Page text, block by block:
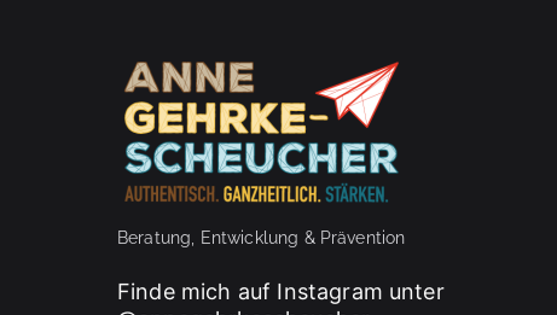
Beratung, Entwicklung & Prävention
Finde mich auf Instagram unter